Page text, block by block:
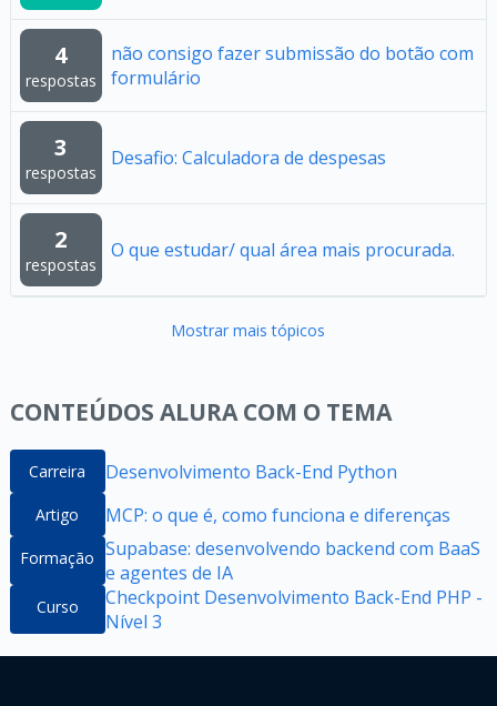
4
respostas
não consigo fazer submissão do botão com
formulário
3
respostas
Desafio: Calculadora de despesas
2
respostas
O que estudar/ qual área mais procurada.
Mostrar mais tópicos
CONTEÚDOS ALURA COM O TEMA
Carreira Desenvolvimento Back-End Python
Artigo MCP: o que é, como funciona e diferenças
Formação Supabase: desenvolvendo backend com BaaS
e agentes de IA
Curso
Checkpoint Desenvolvimento Back-End PHP -
Nível 3